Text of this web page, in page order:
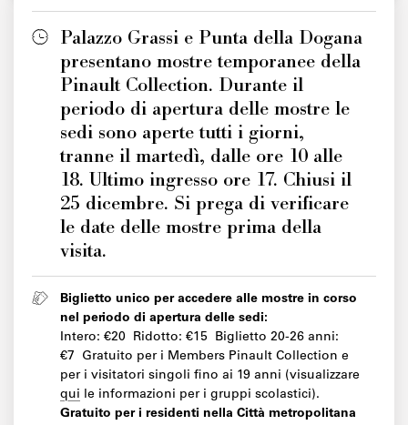
Palazzo Grassi e Punta della Dogana
presentano mostre temporanee della
Pinault Collection. Durante il
periodo di apertura delle mostre le
sedi sono aperte tutti i giorni,
tranne il martedì, dalle ore 10 alle
18. Ultimo ingresso ore 17. Chiusi il
25 dicembre. Si prega di verificare
le date delle mostre prima della
visita.
Biglietto unico per accedere alle mostre in corso
nel periodo di apertura delle sedi:
Intero: €20 Ridotto: €15 Biglietto 20-26 anni:
€7 Gratuito per i Members Pinault Collection e
per i visitatori singoli fino ai 19 anni (visualizzare
qui le informazioni per i gruppi scolastici).
Gratuito per i residenti nella Città metropolitana